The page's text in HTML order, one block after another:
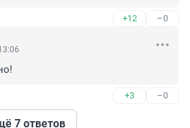
+12 –0
+3 –0
7 ответов